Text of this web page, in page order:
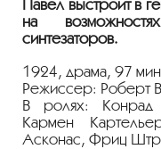
Павел выстроит в
на
синтезаторов.
1924, драма, 97
Режиссер: Роберт
В ролях: Конрад
Кармен
Асконас, Фриц